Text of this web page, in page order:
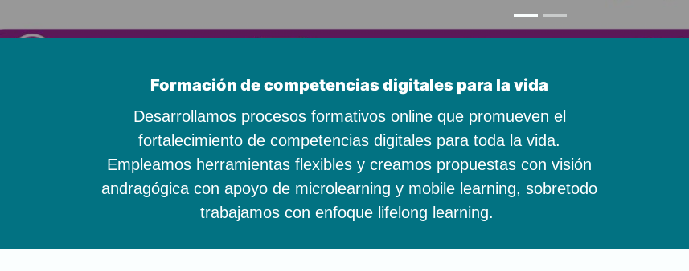
Formación de competencias digitales para la vida
Desarrollamos procesos formativos online que promueven el
fortalecimiento de competencias digitales para toda la vida.
Empleamos herramientas flexibles y creamos propuestas con visión
andragógica con apoyo de microlearning y mobile learning, sobretodo
trabajamos con enfoque lifelong learning.